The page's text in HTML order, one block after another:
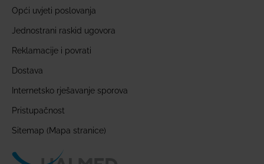
Opći uvjeti poslovanja
Jednostrani raskid ugovora
Reklamacije i povrati
Dostava
Internetsko rješavanje sporova
Pristupačnost
Sitemap (Mapa stranice)